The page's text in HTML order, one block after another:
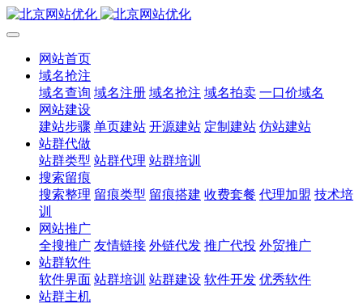
网站首页
域名抢注
域名查询 域名注册 域名抢注 域名拍卖 一口价域名
网站建设
建站步骤 单页建站 开源建站 定制建站 仿站建站
站群代做
站群类型 站群代理 站群培训
搜索留痕
搜索整理 留痕类型 留痕搭建 收费套餐 代理加盟 技术培
训
网站推广
全搜推广 友情链接 外链代发 推广代投 外贸推广
站群软件
软件界面 站群培训 站群建设 软件开发 优秀软件
站群主机